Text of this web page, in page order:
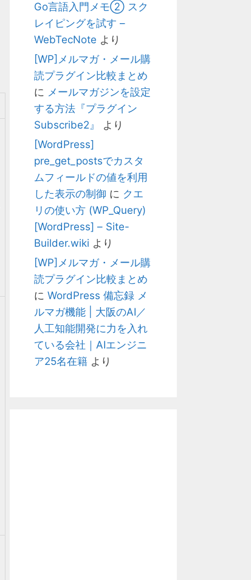
Go言語入門メモ② スク
レイピングを試す –
WebTecNote より
[WP]メルマガ・メール購
読プラグイン比較まとめ
に メールマガジンを設定
する方法『プラグイン
Subscribe2』
より
[WordPress]
pre_get_postsでカスタ
ムフィールドの値を利用
した表示の制御 に クエ
リの使い方 (WP_Query)
[WordPress] – Site-
Builder.wiki より
[WP]メルマガ・メール購
読プラグイン比較まとめ
に WordPress 備忘録 メ
ルマガ機能 | 大阪のAI／
人工知能開発に力を入れ
ている会社｜AIエンジニ
ア25名在籍 より